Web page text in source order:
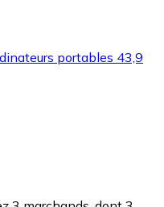
portables 43,9